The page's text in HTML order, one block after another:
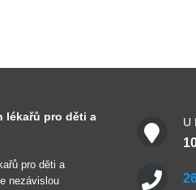
lékařů pro děti a
pro děti a
nezávislou
U